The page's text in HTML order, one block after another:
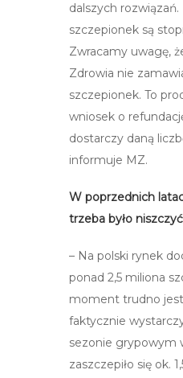
dalszych
szczepionek są
Zwracamy uwagę,
Zdrowia nie
szczepionek. To
wniosek o
dostarczy daną
informuje MZ.
W poprzednich
trzeba było niszczyć
– Na polski rynek
ponad 2,5 miliona
moment trudno
faktycznie
sezonie grypowym
zaszczepiło się ok.